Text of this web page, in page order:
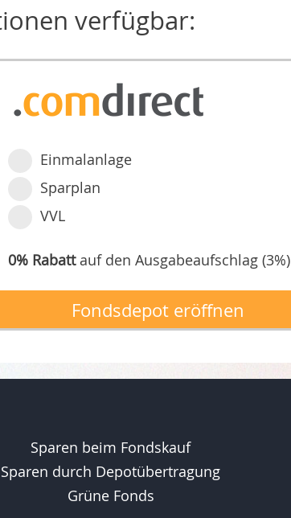
verfügbar:
Einmalanlage
Sparplan
VVL
0% Rabattauf den Ausgabeaufschlag (3%)
Fondsdepot eröffnen
Sparen beim Fondskauf
Sparen durch Depotübertragung
Grüne Fonds